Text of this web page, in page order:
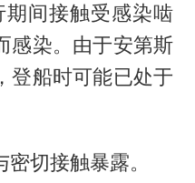
间接触受感染啮
感染。由于安第斯
登船时可能已处于
切接触暴露。